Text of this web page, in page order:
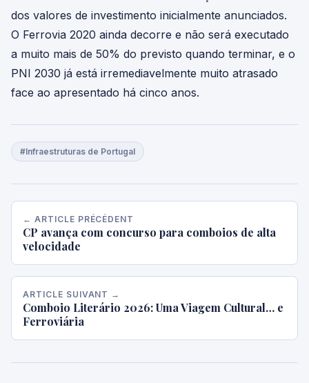
dos valores de investimento inicialmente anunciados.
O Ferrovia 2020 ainda decorre e não será executado
a muito mais de 50% do previsto quando terminar, e o
PNI 2030 já está irremediavelmente muito atrasado
face ao apresentado há cinco anos.
#Infraestruturas de Portugal
← ARTICLE PRÉCÉDENT
CP avança com concurso para comboios de alta
velocidade
ARTICLE SUIVANT →
Comboio Literário 2026: Uma Viagem Cultural… e
Ferroviária